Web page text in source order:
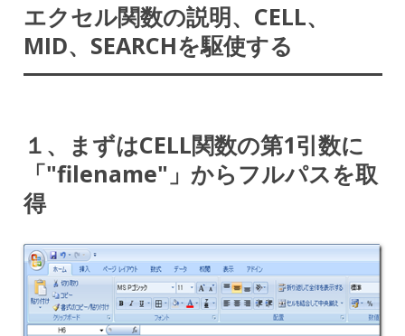
エクセル関数の説明、CELL、
MID、SEARCHを駆使する
１、まずはCELL関数の第1引数に
「"filename"」からフルパスを取
得